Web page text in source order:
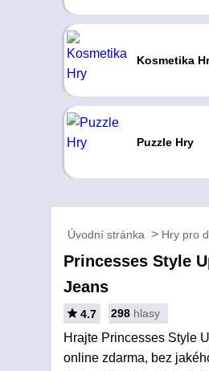
Kosmetika
Puzzle Hry
Úvodní stránka Hry pro
Princesses Style
Jeans
4.7 298 hlasy
Hrajte Princesses Style
online zdarma, bez